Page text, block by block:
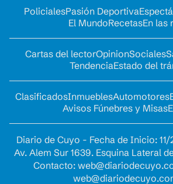
PolicialesPasión Deportiva
El MundoRecetasEn las
Cartas del lectorOpinionSociales
TendenciaEstado del
ClasificadosInmueblesAutomotores
Avisos Fúnebres y Misas
Diario de Cuyo - Fecha de Inicio:
Av. Alem Sur 1639. Esquina Lateral
Contacto: